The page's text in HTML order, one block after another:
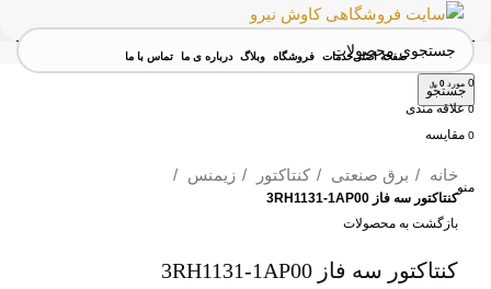
جستجو
صفحه اصلیخدمات فروشگاه وبلاگ درباره ی ما تماس با ما
0 مورد 0 ﷼
0 علاقه مندی
0 مقايسه
منو
خانه برق صنعتی کنتاکتور زیمنس
کنتاکتور سه فاز 3RH1131-1AP00
بازگشت به محصولات
کنتاکتور سه فاز 3RH1131-1AP00